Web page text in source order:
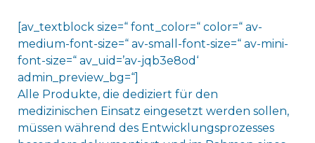
[av_textblock size=“ font_color=“ color=“ av-
medium-font-size=“ av-small-font-size=“ av-mini-
font-size=“ av_uid=’av-jqb3e8od‘
admin_preview_bg=“]
Alle Produkte, die dediziert für den
medizinischen Einsatz eingesetzt werden sollen,
müssen während des Entwicklungsprozesses